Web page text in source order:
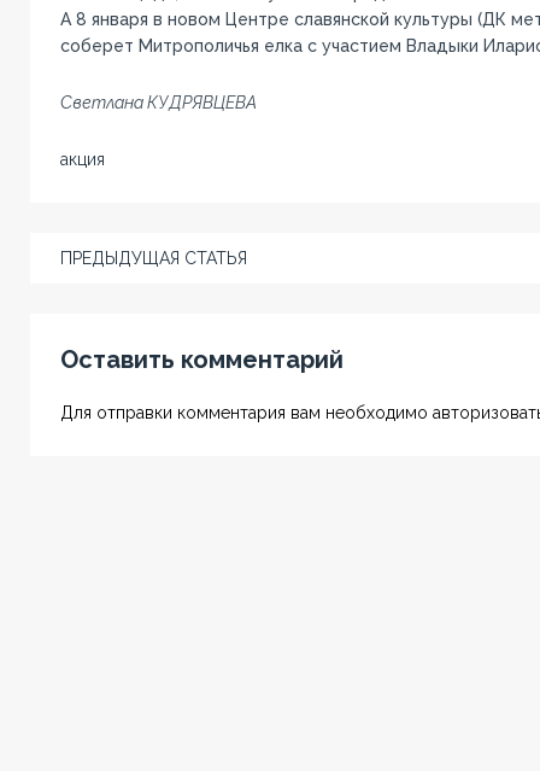
А 8 января в новом Центре славянской культуры (ДК
соберет Митрополичья елка с участием Владыки
Светлана КУДРЯВЦЕВА
акция
ПРЕДЫДУЩАЯ СТАТЬЯ
Оставить комментарий
Для отправки комментария вам необходимо